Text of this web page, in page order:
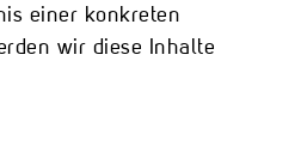
einer konkreten
wir diese Inhalte